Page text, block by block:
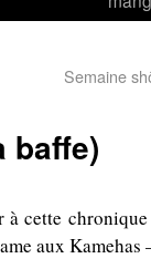
Semaine
baffe)
cette
aux